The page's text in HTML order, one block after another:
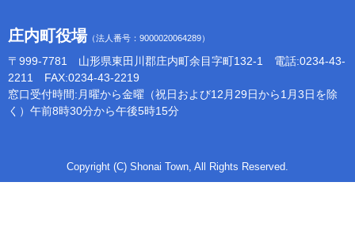
庄内町役場（法人番号：9000020064289）
〒999-7781 山形県東田川郡庄内町余目字町132-1 電話:0234-43-
2211 FAX:0234-43-2219
窓口受付時間:月曜から金曜（祝日および12月29日から1月3日を除
く）午前8時30分から午後5時15分
Copyright (C) Shonai Town, All Rights Reserved.